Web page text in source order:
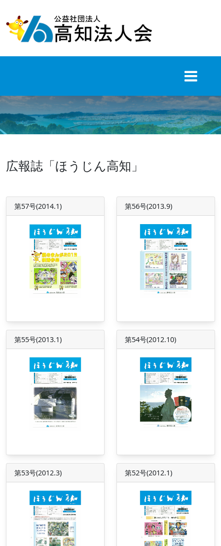
content
広報誌「ほうじん高知」
第57号(2014.1) 第56号(2013.9)
第55号(2013.1) 第54号(2012.10)
第53号(2012.3) 第52号(2012.1)